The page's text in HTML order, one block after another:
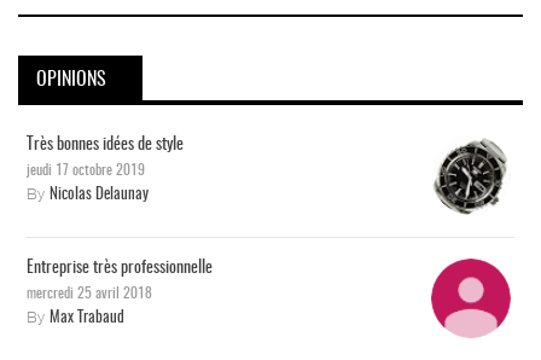
OPINIONS
Très bonnes idées de style
jeudi 17 octobre 2019
By Nicolas Delaunay
Entreprise très professionnelle
mercredi 25 avril 2018
By Max Trabaud